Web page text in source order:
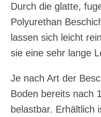
Durch die glatte,
Polyurethan
lassen sich leicht
sie eine sehr lange
Je nach Art der
Boden bereits nach
belastbar. Erhältlich